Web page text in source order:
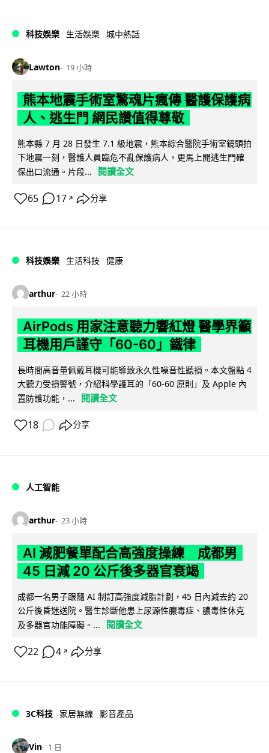
科技娛樂 生活娛樂 城中熱話
Lawton 19 小時
熊本地震手術室驚魂片瘋傳 醫護保護病
人、逃生門 網民讚值得尊敬
熊本縣 7 月 28 日發生 7.1 級地震，熊本綜合醫院手術室鏡頭拍
下地震一刻，醫護人員臨危不亂保護病人，更馬上開逃生門確
保出口流通。片段...
閱讀全文
65 17 ↗ 分享
科技娛樂 生活科技 健康
arthur 22 小時
AirPods 用家注意聽力響紅燈 醫學界籲
耳機用戶謹守「60-60」鐵律
長時間高音量佩戴耳機可能導致永久性噪音性聽損。本文盤點 4
大聽力受損警號，介紹科學護耳的「60-60 原則」及 Apple 內
置防護功能，...
閱讀全文
18 分享
人工智能
arthur 23 小時
AI 減肥餐單配合高強度操練 成都男
45 日減 20 公斤後多器官衰竭
成都一名男子跟隨 AI 制訂高強度減脂計劃，45 日內減去約 20
公斤後昏迷送院。醫生診斷他患上尿源性膿毒症、膿毒性休克
及多器官功能障礙。...
閱讀全文
22 4 ↗ 分享
3C科技 家居無線 影音產品
Vin 1 日